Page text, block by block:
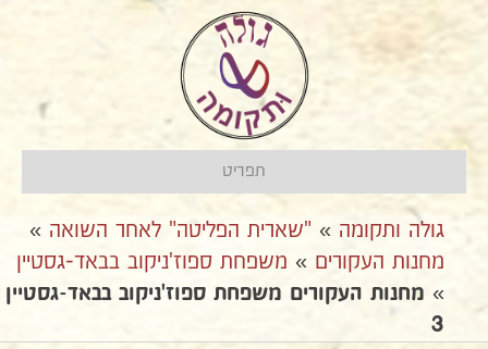
תפריט
גולה ותקומה » "שארית הפליטה" לאחר השואה »
מחנות העקורים » משפחת ספוז'ניקוב בבאד-גסטיין
» מחנות העקורים משפחת ספוז'ניקוב בבאד-גסטיין
3